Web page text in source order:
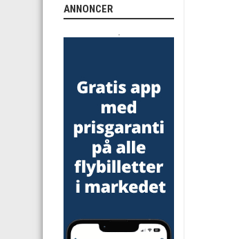
ANNONCER